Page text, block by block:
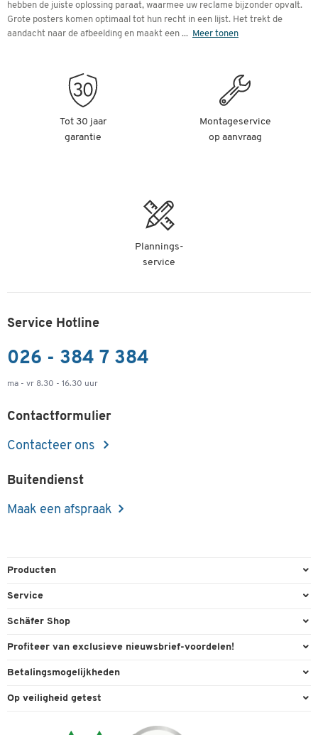
hebben de juiste oplossing paraat, waarmee uw reclame bijzonder opvalt.
Grote posters komen optimaal tot hun recht in een lijst. Het trekt de
aandacht naar de afbeelding en maakt een ... Meer tonen
Tot 30 jaar
garantie
Montageservice
op aanvraag
Plannings-
service
Service Hotline
026 - 384 7 384
ma - vr 8.30 - 16.30 uur
Contactformulier
Contacteer ons
Buitendienst
Maak een afspraak
Producten
Kantoorbenodigdheden
Milieutechniek
Reiniging & hygiëne
Service
Bestelling herroepen
Inkt & Toner
Schäfer Shop
Algemene voorwaarden
Online catalogi
Profiteer van exclusieve nieuwsbrief-voordelen!
Welkomstgeschenk
Expertise
Betalingsmogelijkheden
Paypal
Op veiligheid getest